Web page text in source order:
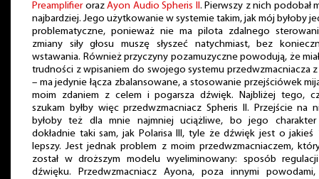
PreamplifierorazAyon Audio Spheris II. Pierwszy z nich podobał
najbardziej. Jego użytkowanie w systemie takim, jak mój byłoby
problematyczne, ponieważ nie ma pilota zdalnego
zmiany siły głosu muszę słyszeć natychmiast, bez
wstawania. Również przyczyny pozamuzyczne powodują, że
trudności z wpisaniem do swojego systemu przedwzmacniacza z
– ma jedynie łącza zbalansowane, a stosowanie przejściówek
moim zdaniem z celem i pogarsza dźwięk. Najbliżej tego,
szukam byłby więc przedwzmacniacz Spheris II. Przejście na
byłoby też dla mnie najmniej uciążliwe, bo jego
dokładnie taki sam, jak Polarisa III, tyle że dźwięk jest o jakieś
lepszy. Jest jednak problem z moim przedwzmacniaczem,
został w droższym modelu wyeliminowany: sposób regulacji
dźwięku. Przedwzmacniacz Ayona, poza innymi